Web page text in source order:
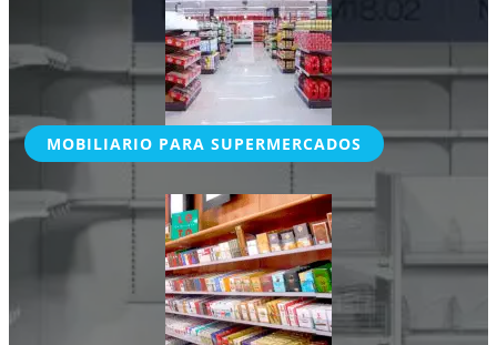
MOBILIARIO PARA SUPERMERCADOS